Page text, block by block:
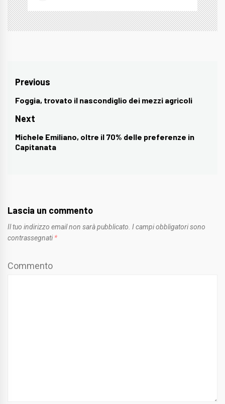
Navigazione
articoli
Previous
Previous
post:
Foggia, trovato il nascondiglio dei mezzi agricoli
Next
Next
post:
Michele Emiliano, oltre il 70% delle preferenze in
Capitanata
Lascia un commento
Il tuo indirizzo email non sarà pubblicato. I campi obbligatori sono
contrassegnati *
Commento